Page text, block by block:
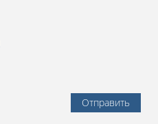
Отправить